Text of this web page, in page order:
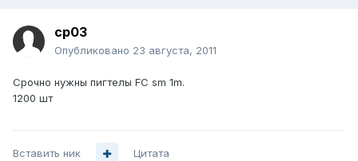
cp03
Опубликовано 23 августа, 2011
Срочно нужны пигтелы FC sm 1m.
1200 шт
Вставить ник Цитата